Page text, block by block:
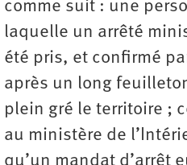
comme suit : une
laquelle un arrêté
été pris, et confirmé
après un long
plein gré le territoire ;
au ministère de